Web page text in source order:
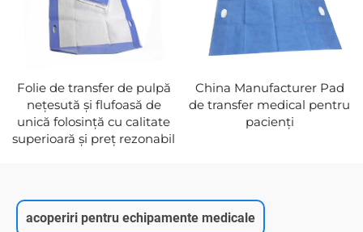
Folie de transfer de pulpă
nețesută și flufoasă de
unică folosință cu calitate
superioară și preț rezonabil
China Manufacturer Pad
de transfer medical pentru
pacienţi
acoperiri pentru echipamente medicale